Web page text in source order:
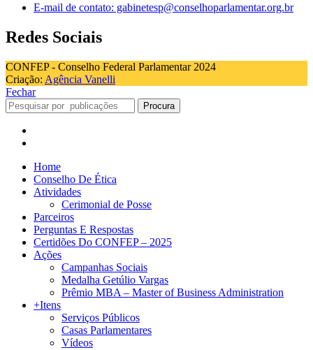
E-mail de contato: gabinetesp@conselhoparlamentar.org.br
Redes Sociais
CONFEP - Conselho Federal Parlamentar 2024
Criação: Agência Vanelli
Fechar
Procura
Home
Conselho De Ética
Atividades
Cerimonial de Posse
Parceiros
Perguntas E Respostas
Certidões Do CONFEP – 2025
Ações
Campanhas Sociais
Medalha Getúlio Vargas
Prêmio MBA – Master of Business Administration
+Itens
Serviços Públicos
Casas Parlamentares
Vídeos